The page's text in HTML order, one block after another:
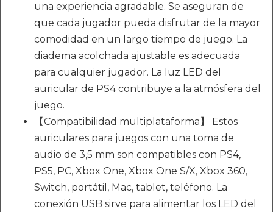
una experiencia agradable. Se aseguran de
que cada jugador pueda disfrutar de la mayor
comodidad en un largo tiempo de juego. La
diadema acolchada ajustable es adecuada
para cualquier jugador. La luz LED del
auricular de PS4 contribuye a la atmósfera del
juego.
【Compatibilidad multiplataforma】 Estos
auriculares para juegos con una toma de
audio de 3,5 mm son compatibles con PS4,
PS5, PC, Xbox One, Xbox One S/X, Xbox 360,
Switch, portátil, Mac, tablet, teléfono. La
conexión USB sirve para alimentar los LED del